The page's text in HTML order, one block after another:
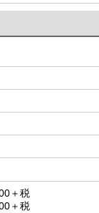
税
＋税